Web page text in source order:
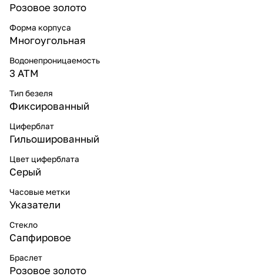
Розовое золото
Форма корпуса
Многоугольная
Водонепроницаемость
3 ATM
Тип безеля
Фиксированный
Циферблат
Гильошированный
Цвет циферблата
Серый
Часовые метки
Указатели
Стекло
Сапфировое
Браслет
Розовое золото